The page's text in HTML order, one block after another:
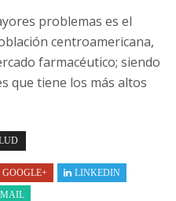
problemas es el
centroamericana,
farmacéutico; siendo
que tiene los más altos
GOOGLE+
LINKEDIN
MAIL